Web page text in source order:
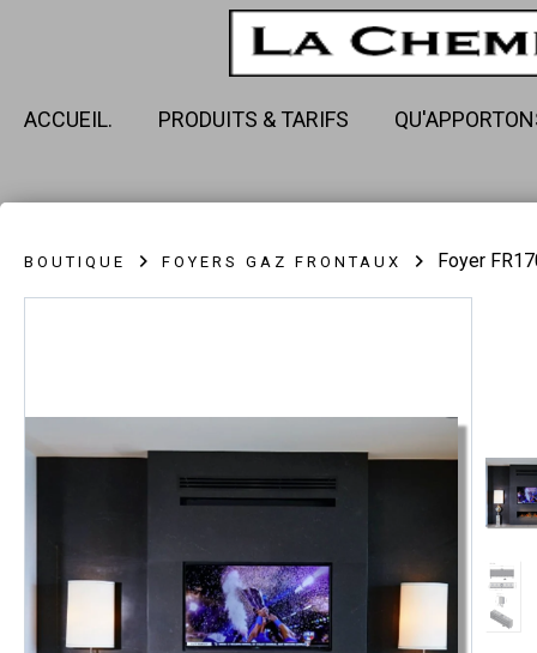
ACCUEIL. PRODUITS & TARIFS
BOUTIQUE FOYERS GAZ FRONTAUX Foyer